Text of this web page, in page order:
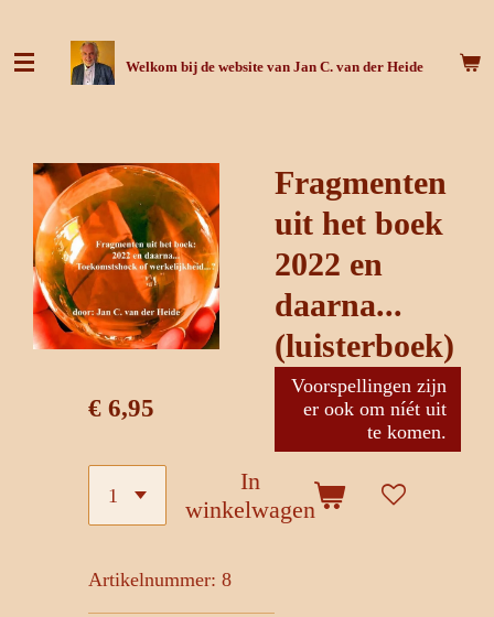
direct
Welkom bij de website van Jan C. van der Heide
Fragmenten
uit het boek
2022 en
daarna...
(luisterboek)
Voorspellingen zijn
er ook om níét uit
te komen.
€ 6,95
In
winkelwagen
Artikelnummer: 8